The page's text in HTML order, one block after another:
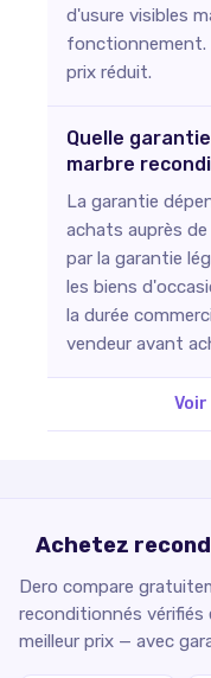
d'usure visibles
fonctionnement.
prix réduit.
Quelle
marbre
La garantie
achats auprès
par la garantie
les biens
la durée
vendeur avant
Voir
Achetez
Dero compare
reconditionnés vérifiés
meilleur prix — avec